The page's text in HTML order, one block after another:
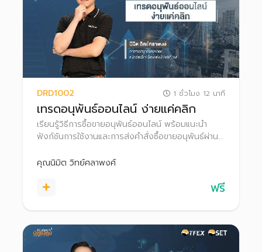
DRD1002 1 ชั่วโมง 12 นาที
เทรดอนุพันธ์ออนไลน์ ง่ายแค่คลิก
เรียนรู้วิธีการซื้อขายอนุพันธ์ออนไลน์ พร้อมแนะนำ
ฟังก์ชันการใช้งานและการส่งคำสั่งซื้อขายอนุพันธ์ผ่าน
คุณนิมิต วิทย์ศลาพงศ์
ฟรี